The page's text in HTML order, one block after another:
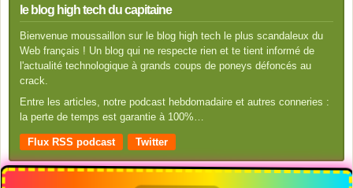
le blog high tech du capitaine
Bienvenue moussaillon sur le blog high tech le plus scandaleux du
Web français ! Un blog qui ne respecte rien et te tient informé de
l'actualité technologique à grands coups de poneys défoncés au
crack.
Entre les articles, notre podcast hebdomadaire et autres conneries :
la perte de temps est garantie à 100%…
Flux RSS podcast Twitter